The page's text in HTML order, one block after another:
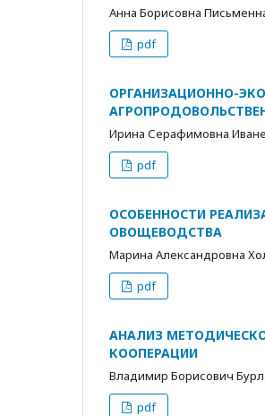
Анна Борисовна
pdf
ОРГАНИЗАЦИОННО-
Ирина Серафимовна
pdf
ОСОБЕННОСТИ
ОВОЩЕВОДСТВА
Марина Александровна
pdf
АНАЛИЗ
КООПЕРАЦИИ
Владимир Борисович
pdf